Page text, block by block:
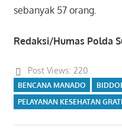
sebanyak 57 orang.
Redaksi/Humas Polda
Post Views: 220
BENCANA MANADO
PELAYANAN KESEHATAN